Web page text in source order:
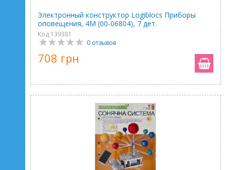
Электронный конструктор Logiblocs Приборы
оповещения, 4M (00-06804), 7 дет.
Код 139381
0 отзывов
708 грн